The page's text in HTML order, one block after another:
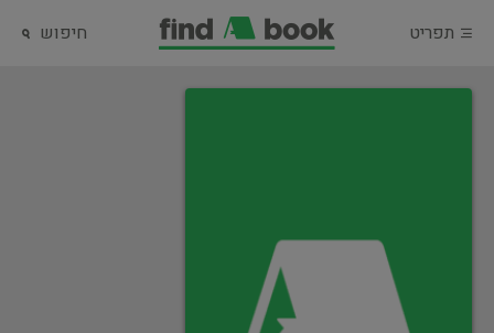
תפריט חיפוש